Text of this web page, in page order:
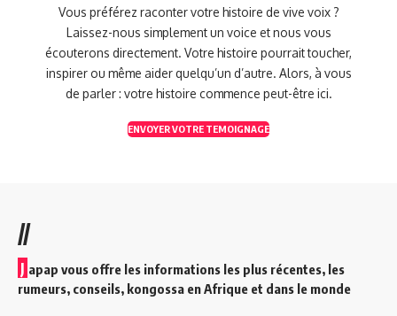
Vous préférez raconter votre histoire de vive voix ?
Laissez-nous simplement un voice et nous vous
écouterons directement. Votre histoire pourrait toucher,
inspirer ou même aider quelqu’un d’autre. Alors, à vous
de parler : votre histoire commence peut-être ici.
ENVOYER VOTRE TEMOIGNAGE
//
J apap vous offre les informations les plus récentes, les
rumeurs, conseils, kongossa en Afrique et dans le monde